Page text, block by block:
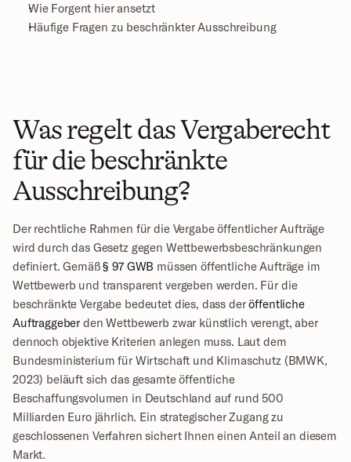
Wie Forgent hier ansetzt
Häufige Fragen zu beschränkter Ausschreibung
Was regelt das Vergaberecht
für die beschränkte
Ausschreibung?
Der rechtliche Rahmen für die Vergabe öffentlicher Aufträge
wird durch das Gesetz gegen Wettbewerbsbeschränkungen
definiert. Gemäß § 97 GWB müssen öffentliche Aufträge im
Wettbewerb und transparent vergeben werden. Für die
beschränkte Vergabe bedeutet dies, dass der öffentliche
Auftraggeber den Wettbewerb zwar künstlich verengt, aber
dennoch objektive Kriterien anlegen muss. Laut dem
Bundesministerium für Wirtschaft und Klimaschutz (BMWK,
2023) beläuft sich das gesamte öffentliche
Beschaffungsvolumen in Deutschland auf rund 500
Milliarden Euro jährlich. Ein strategischer Zugang zu
geschlossenen Verfahren sichert Ihnen einen Anteil an diesem
Markt.